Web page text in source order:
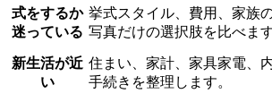
式をするか
迷っている
挙式スタイル、費用、家族の
写真だけの選択肢を比べます
新生活が近
い
住まい、家計、家具家電、内
手続きを整理します。